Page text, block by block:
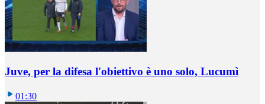
Juve, per la difesa l'obiettivo è uno solo, Lucumì
01:30